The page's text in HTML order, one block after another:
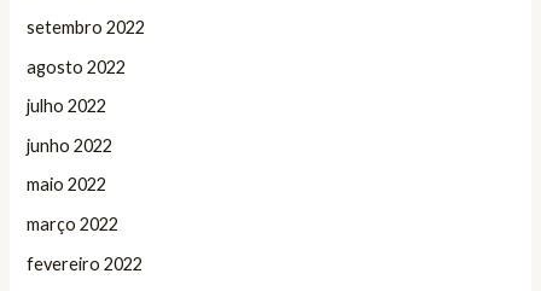
setembro 2022
agosto 2022
julho 2022
junho 2022
maio 2022
março 2022
fevereiro 2022